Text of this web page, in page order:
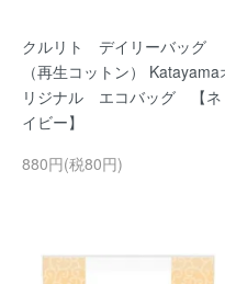
クルリト デイリーバッグ
（再生コットン） Katayama
リジナル エコバッグ 【ネ
イビー】
880円(税80円)